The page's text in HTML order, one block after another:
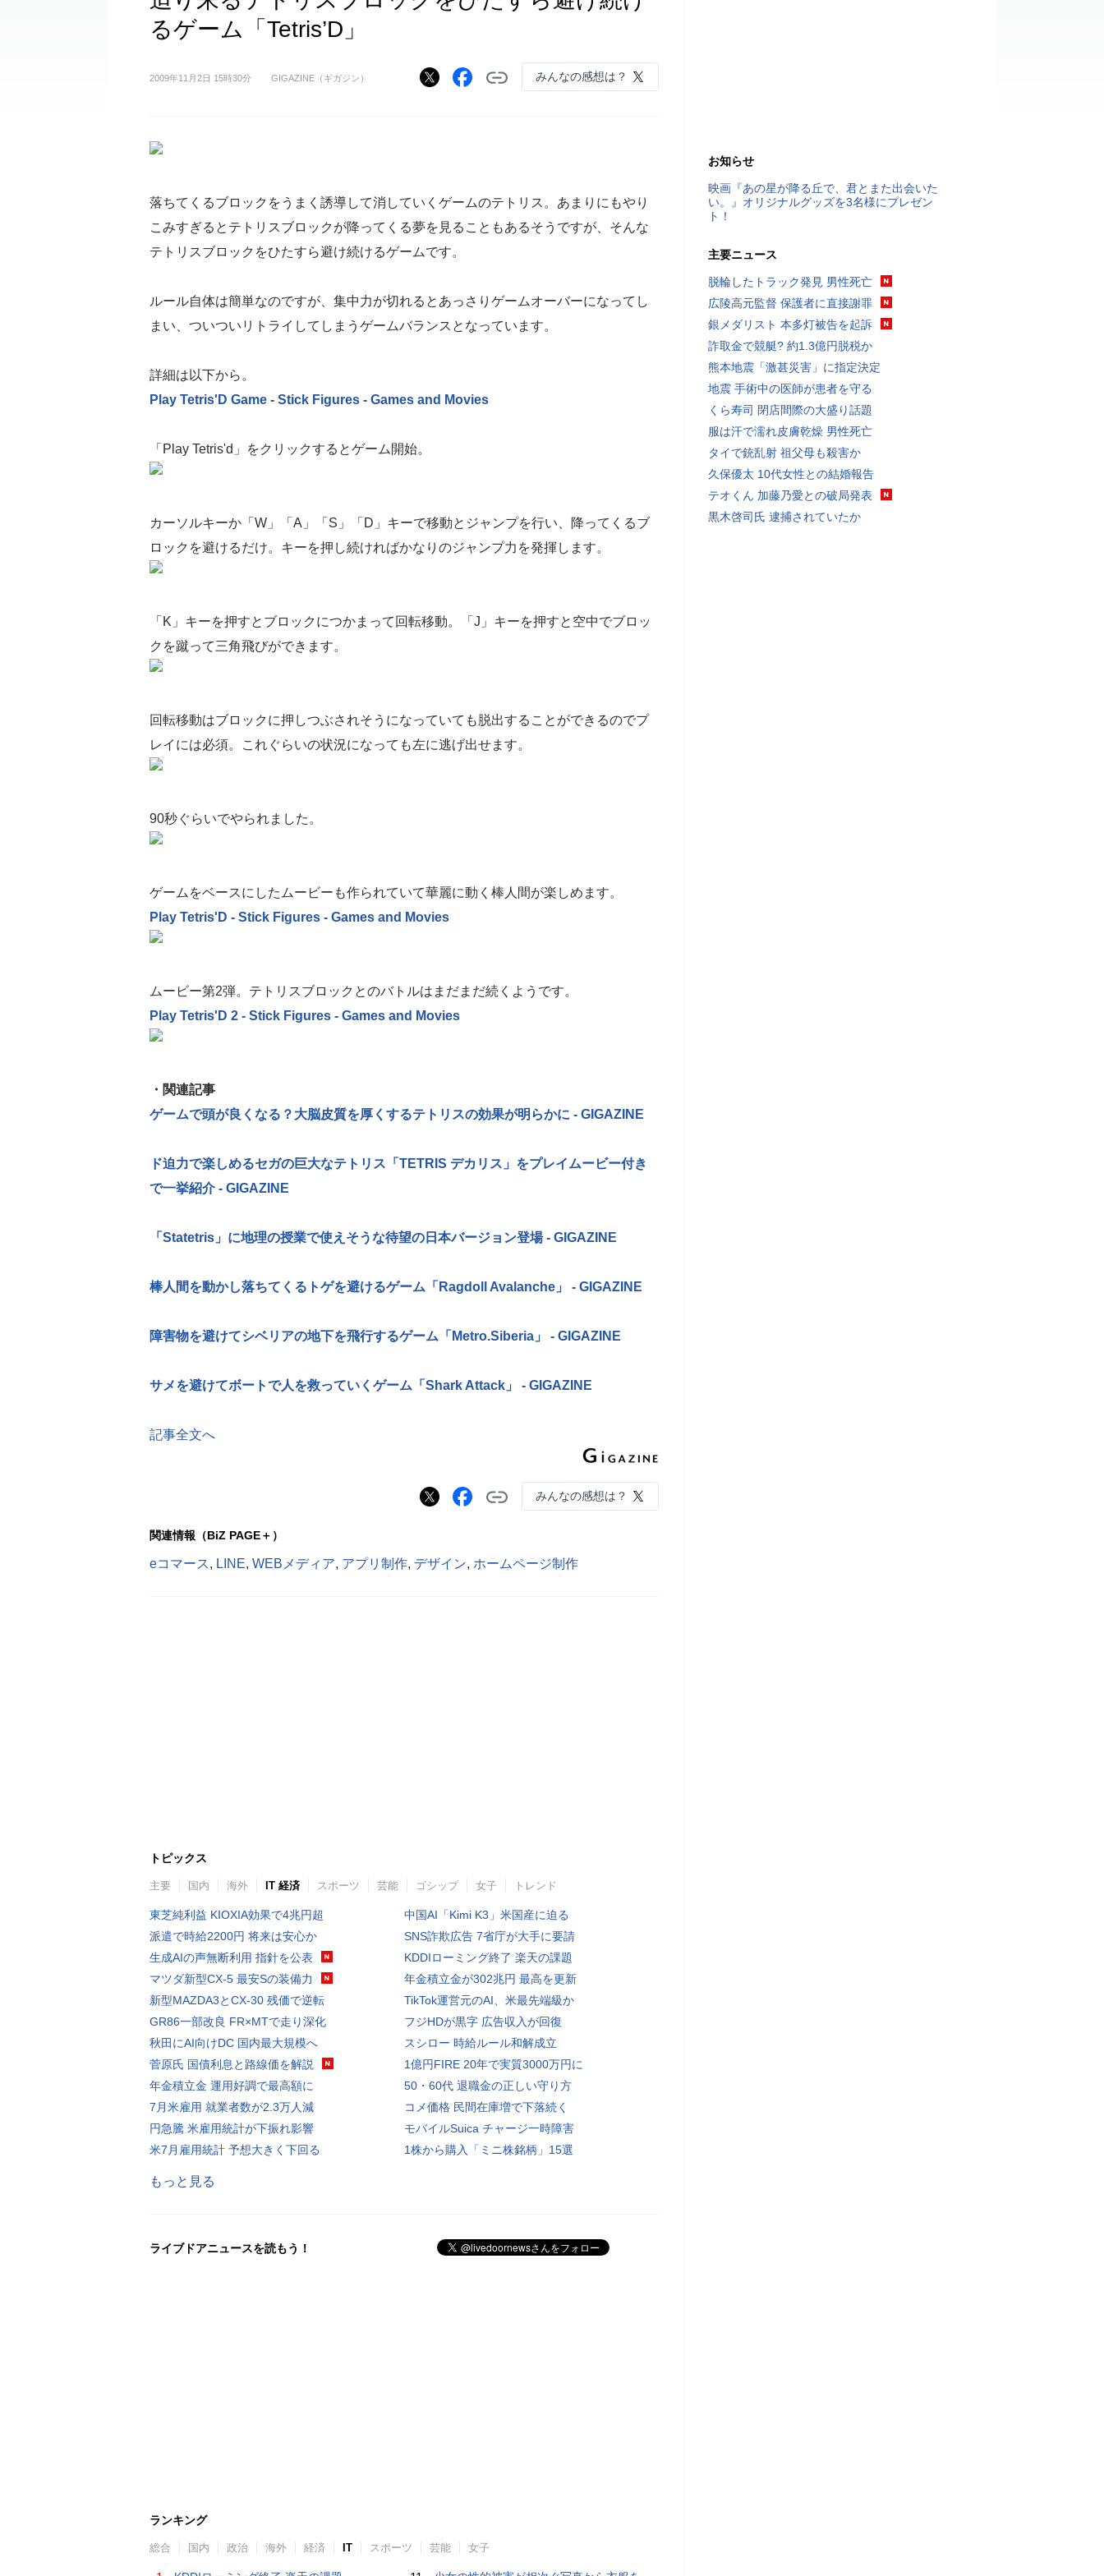
るゲーム「Tetris’D」
2009年11月2日 15時30分 GIGAZINE（ギガジン） みんなの感想は？
落ちてくるブロックをうまく誘導して消していくゲームのテトリス。あまりにもやり
こみすぎるとテトリスブロックが降ってくる夢を見ることもあるそうですが、そんな
テトリスブロックをひたすら避け続けるゲームです。
ルール自体は簡単なのですが、集中力が切れるとあっさりゲームオーバーになってし
まい、ついついリトライしてしまうゲームバランスとなっています。
詳細は以下から。
Play Tetris'D Game - Stick Figures - Games and Movies
「Play Tetris'd」をクリックするとゲーム開始。
カーソルキーか「W」「A」「S」「D」キーで移動とジャンプを行い、降ってくるブ
ロックを避けるだけ。キーを押し続ければかなりのジャンプ力を発揮します。
「K」キーを押すとブロックにつかまって回転移動。「J」キーを押すと空中でブロッ
クを蹴って三角飛びができます。
回転移動はブロックに押しつぶされそうになっていても脱出することができるのでプ
レイには必須。これぐらいの状況になっても左に逃げ出せます。
90秒ぐらいでやられました。
ゲームをベースにしたムービーも作られていて華麗に動く棒人間が楽しめます。
Play Tetris'D - Stick Figures - Games and Movies
ムービー第2弾。テトリスブロックとのバトルはまだまだ続くようです。
Play Tetris'D 2 - Stick Figures - Games and Movies
・関連記事
ゲームで頭が良くなる？大脳皮質を厚くするテトリスの効果が明らかに - GIGAZINE
ド迫力で楽しめるセガの巨大なテトリス「TETRIS デカリス」をプレイムービー付き
で一挙紹介 - GIGAZINE
「Statetris」に地理の授業で使えそうな待望の日本バージョン登場 - GIGAZINE
棒人間を動かし落ちてくるトゲを避けるゲーム「Ragdoll Avalanche」 - GIGAZINE
障害物を避けてシベリアの地下を飛行するゲーム「Metro.Siberia」 - GIGAZINE
サメを避けてボートで人を救っていくゲーム「Shark Attack」 - GIGAZINE
記事全文へ
みんなの感想は？
関連情報（BiZ PAGE＋）
eコマース, LINE, WEBメディア, アプリ制作, デザイン, ホームページ制作
トピックス
主要 国内 海外 IT 経済 スポーツ 芸能 ゴシップ 女子 トレンド
東芝純利益 KIOXIA効果で4兆円超
派遣で時給2200円 将来は安心か
生成AIの声無断利用 指針を公表
マツダ新型CX-5 最安Sの装備力
新型MAZDA3とCX-30 残価で逆転
GR86一部改良 FR×MTで走り深化
秋田にAI向けDC 国内最大規模へ
菅原氏 国債利息と路線価を解説
年金積立金 運用好調で最高額に
7月米雇用 就業者数が2.3万人減
円急騰 米雇用統計が下振れ影響
米7月雇用統計 予想大きく下回る
中国AI「Kimi K3」米国産に迫る
SNS詐欺広告 7省庁が大手に要請
KDDIローミング終了 楽天の課題
年金積立金が302兆円 最高を更新
TikTok運営元のAI、米最先端級か
フジHDが黒字 広告収入が回復
スシロー 時給ルール和解成立
1億円FIRE 20年で実質3000万円に
50・60代 退職金の正しい守り方
コメ価格 民間在庫増で下落続く
モバイルSuica チャージ一時障害
1株から購入「ミニ株銘柄」15選
もっと見る
ライブドアニュースを読もう！
ランキング
総合 国内 政治 海外 経済 IT スポーツ 芸能 女子
お知らせ
映画『あの星が降る丘で、君とまた出会いた
い。』オリジナルグッズを3名様にプレゼン
ト！
主要ニュース
脱輪したトラック発見 男性死亡
広陵高元監督 保護者に直接謝罪
銀メダリスト 本多灯被告を起訴
詐取金で競艇? 約1.3億円脱税か
熊本地震「激甚災害」に指定決定
地震 手術中の医師が患者を守る
くら寿司 閉店間際の大盛り話題
服は汗で濡れ皮膚乾燥 男性死亡
タイで銃乱射 祖父母も殺害か
久保優太 10代女性との結婚報告
テオくん 加藤乃愛との破局発表
黒木啓司氏 逮捕されていたか